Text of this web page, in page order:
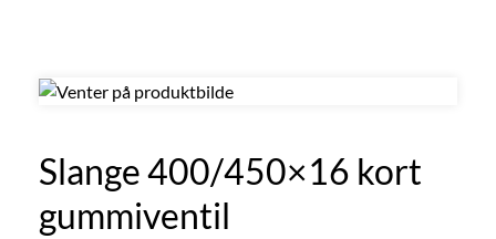
Slange 400/450×16 kort
gummiventil